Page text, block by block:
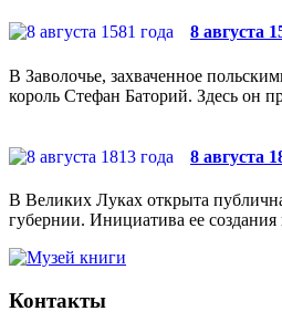
8 августа
В Заволочье, захваченное
король Стефан Баторий. Здесь он
8 августа
В Великих Луках открыта
губернии. Инициатива ее создания
Контакты